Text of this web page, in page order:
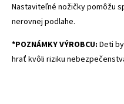
Nastaviteľné nožičky pomôžu
nerovnej podlahe.
*POZNÁMKY VÝROBCU: Deti
hrať kvôli riziku